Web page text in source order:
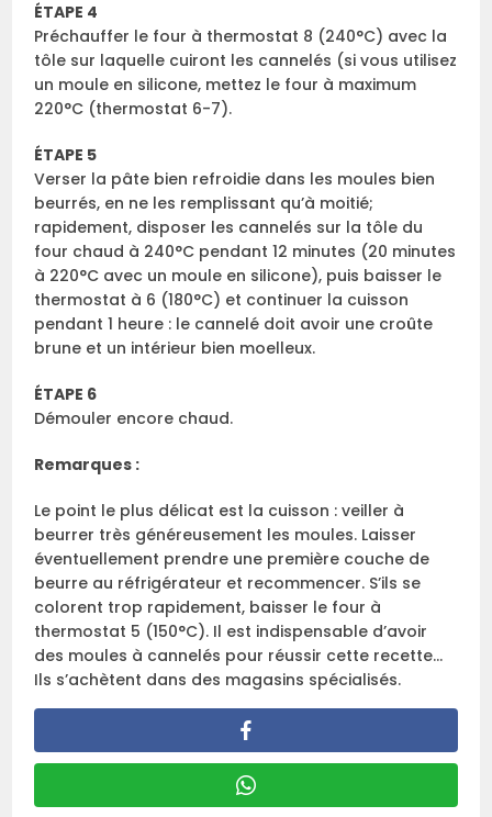
ÉTAPE 4
Préchauffer le four à thermostat 8 (240°C) avec la
tôle sur laquelle cuiront les cannelés (si vous utilisez
un moule en silicone, mettez le four à maximum
220°C (thermostat 6-7).
ÉTAPE 5
Verser la pâte bien refroidie dans les moules bien
beurrés, en ne les remplissant qu’à moitié;
rapidement, disposer les cannelés sur la tôle du
four chaud à 240°C pendant 12 minutes (20 minutes
à 220°C avec un moule en silicone), puis baisser le
thermostat à 6 (180°C) et continuer la cuisson
pendant 1 heure : le cannelé doit avoir une croûte
brune et un intérieur bien moelleux.
ÉTAPE 6
Démouler encore chaud.
Remarques :
Le point le plus délicat est la cuisson : veiller à
beurrer très généreusement les moules. Laisser
éventuellement prendre une première couche de
beurre au réfrigérateur et recommencer. S’ils se
colorent trop rapidement, baisser le four à
thermostat 5 (150°C). Il est indispensable d’avoir
des moules à cannelés pour réussir cette recette…
Ils s’achètent dans des magasins spécialisés.